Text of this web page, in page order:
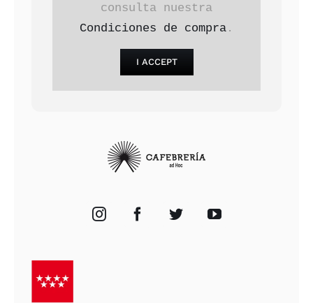
consulta nuestra
Condiciones de compra .
I ACCEPT